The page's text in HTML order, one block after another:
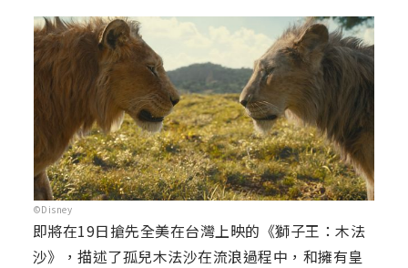
©Disney
即將在19日搶先全美在台灣上映的《獅子王：木法
沙》，描述了孤兒木法沙在流浪過程中，和擁有皇